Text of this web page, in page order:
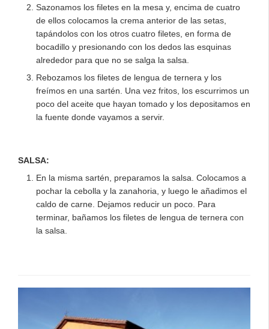
Sazonamos los filetes en la mesa y, encima de cuatro
de ellos colocamos la crema anterior de las setas,
tapándolos con los otros cuatro filetes, en forma de
bocadillo y presionando con los dedos las esquinas
alrededor para que no se salga la salsa.
Rebozamos los filetes de lengua de ternera y los
freímos en una sartén. Una vez fritos, los escurrimos un
poco del aceite que hayan tomado y los depositamos en
la fuente donde vayamos a servir.
SALSA:
En la misma sartén, preparamos la salsa. Colocamos a
pochar la cebolla y la zanahoria, y luego le añadimos el
caldo de carne. Dejamos reducir un poco. Para
terminar, bañamos los filetes de lengua de ternera con
la salsa.